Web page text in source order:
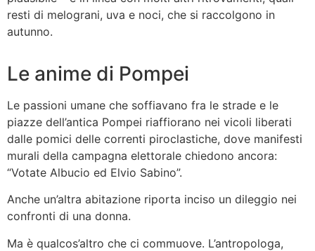
resti di melograni, uva e noci, che si raccolgono in
autunno.
Le anime di Pompei
Le passioni umane che soffiavano fra le strade e le
piazze dell’antica Pompei riaffiorano nei vicoli liberati
dalle pomici delle correnti piroclastiche, dove manifesti
murali della campagna elettorale chiedono ancora:
“Votate Albucio ed Elvio Sabino”.
Anche un’altra abitazione riporta inciso un dileggio nei
confronti di una donna.
Ma è qualcos’altro che ci commuove. L’antropologa,